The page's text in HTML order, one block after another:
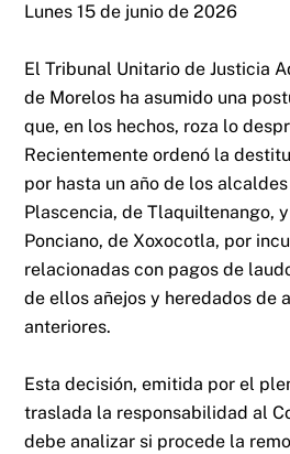
Lunes 15 de junio de 2026
El Tribunal Unitario de Justicia
de Morelos ha asumido una
que, en los hechos, roza lo
Recientemente ordenó la
por hasta un año de los
Plascencia, de Tlaquiltenango,
Ponciano, de Xoxocotla, por
relacionadas con pagos de
de ellos añejos y heredados de
anteriores.
Esta decisión, emitida por el
traslada la responsabilidad al
debe analizar si procede la